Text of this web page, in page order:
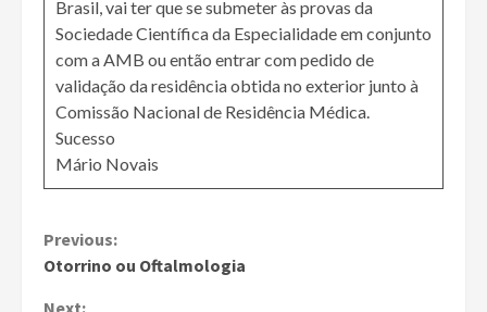
Brasil, vai ter que se submeter às provas da
Sociedade Científica da Especialidade em conjunto
com a AMB ou então entrar com pedido de
validação da residência obtida no exterior junto à
Comissão Nacional de Residência Médica.
Sucesso
Mário Novais
Continue
Previous:
Otorrino ou Oftalmologia